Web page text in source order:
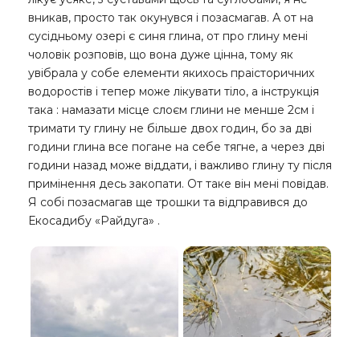
вникав, просто так окунувся і позасмагав. А от на
сусідньому озері є синя глина, от про глину мені
чоловік розповів, що вона дуже цінна, тому як
увібрала у собе елементи якихось праісторичних
водоростів і тепер може лікувати тіло, а інструкція
така : намазати місце слоєм глини не менше 2см і
тримати ту глину не більше двох годин, бо за дві
години глина все погане на себе тягне, а через дві
години назад може віддати, і важливо глину ту після
примінення десь закопати. От таке він мені повідав.
Я собі позасмагав ще трошки та відправився до
Екосадибу «Райдуга» .